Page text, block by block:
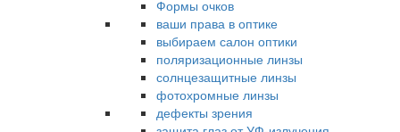
Формы очков
ваши права в оптике
выбираем салон оптики
поляризационные линзы
солнцезащитные линзы
фотохромные линзы
дефекты зрения